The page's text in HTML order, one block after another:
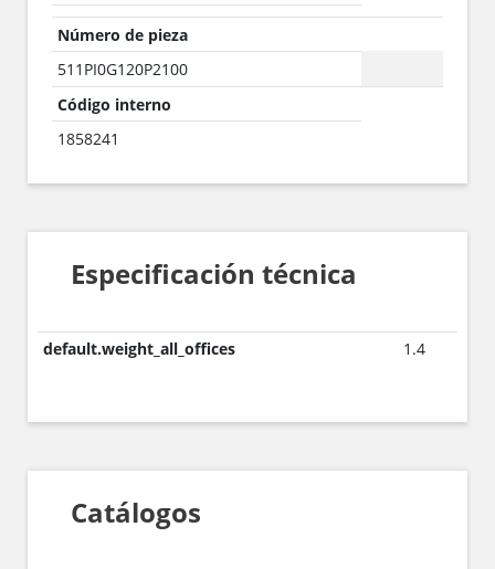
Número de pieza
511PI0G120P2100
Código interno
1858241
Especificación técnica
default.weight_all_offices 1.4
Catálogos